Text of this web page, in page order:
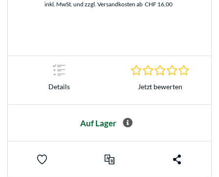
inkl. MwSt. und zzgl. Versandkosten ab CHF 16,00
Details Jetzt bewerten
Auf Lager